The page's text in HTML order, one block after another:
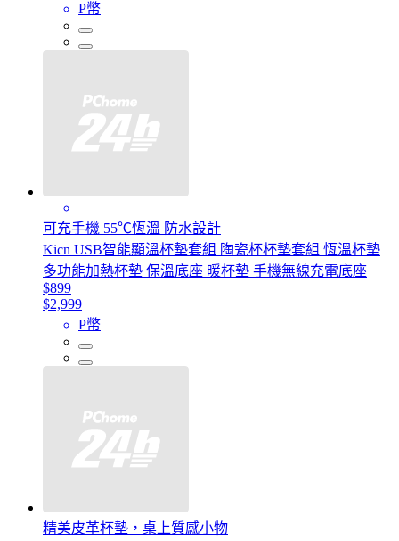
P幣
可充手機 55℃恆溫 防水設計
Kicn USB智能顯溫杯墊套組 陶瓷杯杯墊套組 恆溫杯墊
多功能加熱杯墊 保溫底座 暖杯墊 手機無線充電底座
$899
$2,999
P幣
精美皮革杯墊，桌上質感小物